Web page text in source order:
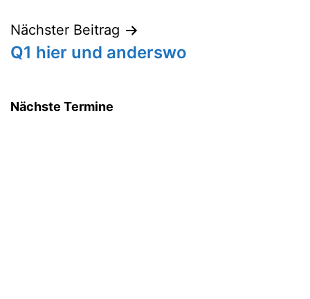
Nächster Beitrag
Q1 hier und anderswo
Nächste Termine